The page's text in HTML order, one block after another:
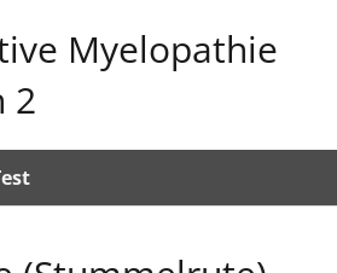
Myelopathie
2